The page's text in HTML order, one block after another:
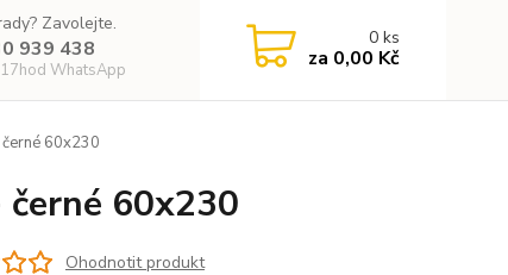
Zavolejte.
939 438
WhatsApp
0ks
za 0,00 Kč
60x230
černé 60x230
Ohodnotit produkt